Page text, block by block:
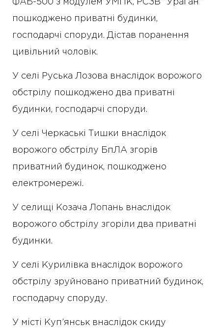
ФАБ-500 з модулем УМПК, РСЗВ “Ураган”
пошкоджено приватні будинки,
господарчі споруди. Дістав поранення
цивільний чоловік.
У селі Руська Лозова внаслідок ворожого
обстрілу пошкоджено два приватні
будинки, господарчі споруди.
У селі Черкаські Тишки внаслідок
ворожого обстрілу БпЛА згорів
приватний будинок, пошкоджено
електромережі.
У селищі Козача Лопань внаслідок
ворожого обстрілу згоріли два приватні
будинки.
У селі Курилівка внаслідок ворожого
обстрілу зруйновано приватний будинок,
господарчу споруду.
У місті Куп’янськ внаслідок скиду